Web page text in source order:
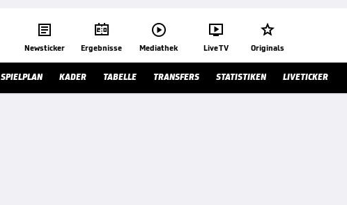

Newsticker

Ergebnisse

Mediathek

Live TV

Originals
SPIELPLAN KADER TABELLE TRANSFERS STATISTIKEN LIVETICKER